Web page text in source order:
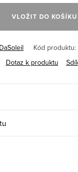
VLOŽIT DO KOŠÍKU
Kód produktu:
Dotaz k produktu